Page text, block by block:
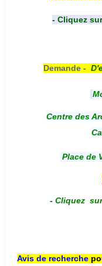
- Cliquez
Demande -
Centre des
Place de
- Cliquez
Avis de recherche